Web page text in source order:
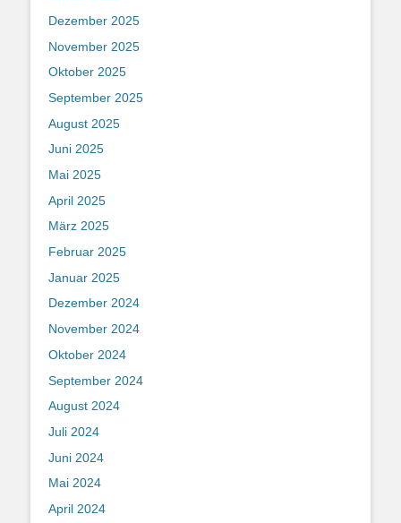
Dezember 2025
November 2025
Oktober 2025
September 2025
August 2025
Juni 2025
Mai 2025
April 2025
März 2025
Februar 2025
Januar 2025
Dezember 2024
November 2024
Oktober 2024
September 2024
August 2024
Juli 2024
Juni 2024
Mai 2024
April 2024